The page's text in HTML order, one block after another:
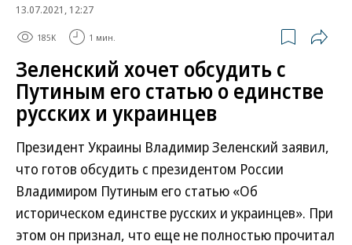
13.07.2021, 12:27
185K 1 мин.
Зеленский хочет обсудить с
Путиным его статью о единстве
русских и украинцев
Президент Украины Владимир Зеленский заявил,
что готов обсудить с президентом России
Владимиром Путиным его статью «Об
историческом единстве русских и украинцев». При
этом он признал, что еще не полностью прочитал